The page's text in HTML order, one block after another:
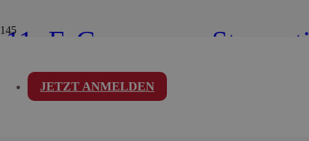
JETZT ANMELDEN
11. E-Commerce
Liebe Fans des Internets, E-Commerce Interessierte und Techies,